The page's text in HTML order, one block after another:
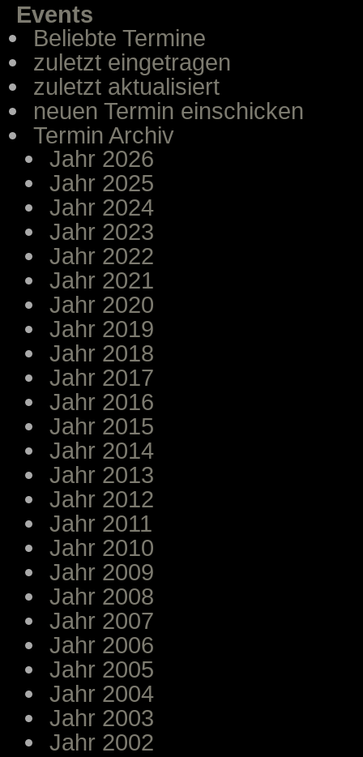
Events
Beliebte Termine
zuletzt eingetragen
zuletzt aktualisiert
neuen Termin einschicken
Termin Archiv
Jahr 2026
Jahr 2025
Jahr 2024
Jahr 2023
Jahr 2022
Jahr 2021
Jahr 2020
Jahr 2019
Jahr 2018
Jahr 2017
Jahr 2016
Jahr 2015
Jahr 2014
Jahr 2013
Jahr 2012
Jahr 2011
Jahr 2010
Jahr 2009
Jahr 2008
Jahr 2007
Jahr 2006
Jahr 2005
Jahr 2004
Jahr 2003
Jahr 2002